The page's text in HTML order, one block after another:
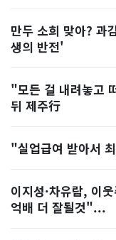
만두 소희 맞아? 과
생의 반전'
"모든 걸 내려놓고
뒤 제주行
"실업급여 받아서
이지성·차유람, 이
억배 더 잘될것"...